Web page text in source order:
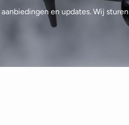
en updates. Wij